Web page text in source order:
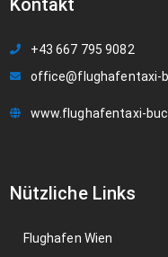
Kontakt
+43 667 795 9082
office@flughafentaxi-
www.flughafentaxi-
Nützliche Links
Flughafen Wien